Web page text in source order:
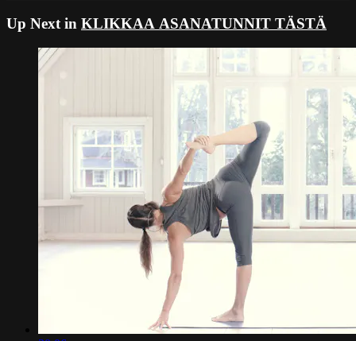
Up Next in KLIKKAA ASANATUNNIT TÄSTÄ